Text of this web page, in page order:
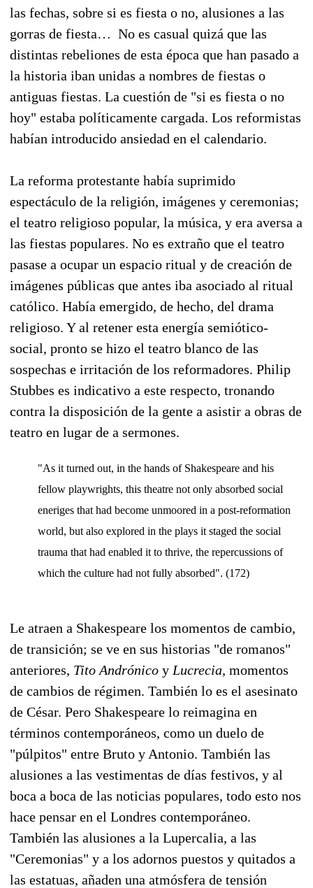
las fechas, sobre si es fiesta o no, alusiones a las
gorras de fiesta… No es casual quizá que las
distintas rebeliones de esta época que han pasado a
la historia iban unidas a nombres de fiestas o
antiguas fiestas. La cuestión de "si es fiesta o no
hoy" estaba políticamente cargada. Los reformistas
habían introducido ansiedad en el calendario.
La reforma protestante había suprimido
espectáculo de la religión, imágenes y ceremonias;
el teatro religioso popular, la música, y era aversa a
las fiestas populares. No es extraño que el teatro
pasase a ocupar un espacio ritual y de creación de
imágenes públicas que antes iba asociado al ritual
católico. Había emergido, de hecho, del drama
religioso. Y al retener esta energía semiótico-
social, pronto se hizo el teatro blanco de las
sospechas e irritación de los reformadores. Philip
Stubbes es indicativo a este respecto, tronando
contra la disposición de la gente a asistir a obras de
teatro en lugar de a sermones.
"As it turned out, in the hands of Shakespeare and his
fellow playwrights, this theatre not only absorbed social
eneriges that had become unmoored in a post-reformation
world, but also explored in the plays it staged the social
trauma that had enabled it to thrive, the repercussions of
which the culture had not fully absorbed". (172)
Le atraen a Shakespeare los momentos de cambio,
de transición; se ve en sus historias "de romanos"
anteriores, Tito Andrónico y Lucrecia, momentos
de cambios de régimen. También lo es el asesinato
de César. Pero Shakespeare lo reimagina en
términos contemporáneos, como un duelo de
"púlpitos" entre Bruto y Antonio. También las
alusiones a las vestimentas de días festivos, y al
boca a boca de las noticias populares, todo esto nos
hace pensar en el Londres contemporáneo.
También las alusiones a la Lupercalia, a las
"Ceremonias" y a los adornos puestos y quitados a
las estatuas, añaden una atmósfera de tensión